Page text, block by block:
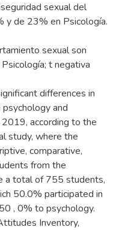
sexual del
y de 23% en Psicología.
sexual son
t negativa
differences in
and
according to the
study, where the
comparative,
from the
a total of 755 students,
50.0% participated in
, 0% to psychology.
Inventory,